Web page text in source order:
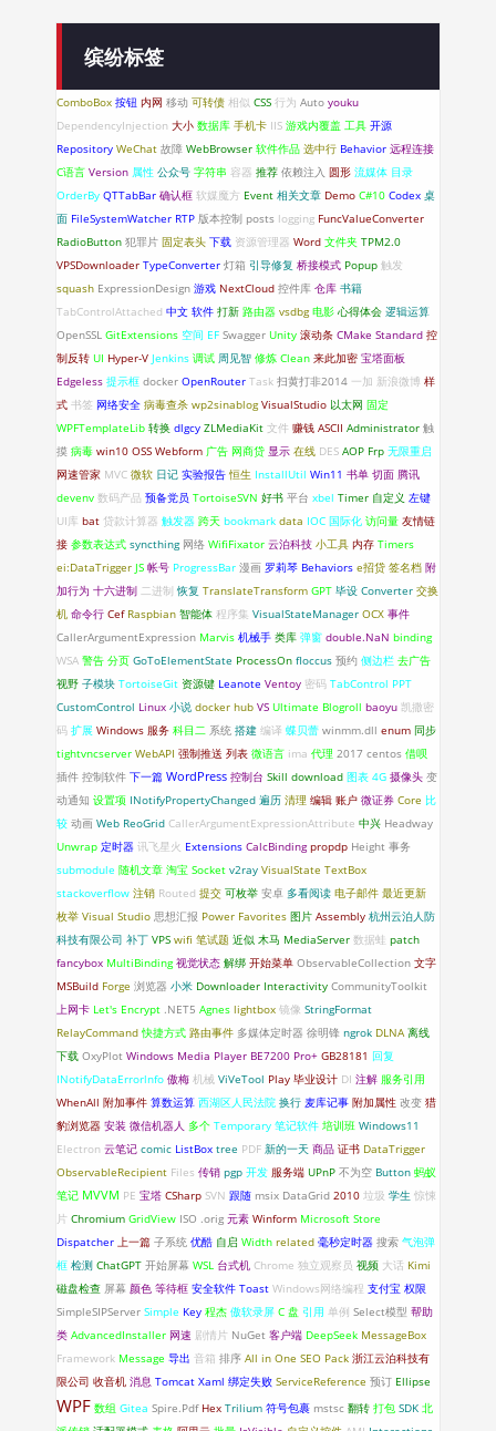
缤纷标签
ComboBox 按钮 内网 移动 可转债 相似 CSS 行为 Auto youku
DependencyInjection 大小 数据库 手机卡 IIS 游戏内覆盖 工具 开源
Repository WeChat 故障 WebBrowser 软件作品 选中行 Behavior 远程连接
C语言 Version 属性 公众号 字符串 容器 推荐 依赖注入 圆形 流媒体 目录
OrderBy QTTabBar 确认框 软媒魔方 Event 相关文章 Demo C#10 Codex 桌
面 FileSystemWatcher RTP 版本控制 posts logging FuncValueConverter
RadioButton 犯罪片 固定表头 下载 资源管理器 Word 文件夹 TPM2.0
VPSDownloader TypeConverter 灯箱 引导修复 桥接模式 Popup 触发
squash ExpressionDesign 游戏 NextCloud 控件库 仓库 书籍
TabControlAttached 中文 软件 打新 路由器 vsdbg 电影 心得体会 逻辑运算
OpenSSL GitExtensions 空间 EF Swagger Unity 滚动条 CMake Standard 控
制反转 UI Hyper-V Jenkins 调试 周见智 修炼 Clean 来此加密 宝塔面板
Edgeless 提示框 docker OpenRouter Task 扫黄打非2014 一加 新浪微博 样
式 书签 网络安全 病毒查杀 wp2sinablog VisualStudio 以太网 固定
WPFTemplateLib 转换 dlgcy ZLMediaKit 文件 赚钱 ASCII Administrator 触
摸 病毒 win10 OSS Webform 广告 网商贷 显示 在线 DES AOP Frp 无限重启
网速管家 MVC 微软 日记 实验报告 恒生 InstallUtil Win11 书单 切面 腾讯
devenv 数码产品 预备党员 TortoiseSVN 好书 平台 xbel Timer 自定义 左键
UI库 bat 贷款计算器 触发器 跨天 bookmark data IOC 国际化 访问量 友情链
接 参数表达式 syncthing 网络 WifiFixator 云泊科技 小工具 内存 Timers
ei:DataTrigger JS 帐号 ProgressBar 漫画 罗莉琴 Behaviors e招贷 签名档 附
加行为 十六进制 二进制 恢复 TranslateTransform GPT 毕设 Converter 交换
机 命令行 Cef Raspbian 智能体 程序集 VisualStateManager OCX 事件
CallerArgumentExpression Marvis 机械手 类库 弹窗 double.NaN binding
WSA 警告 分页 GoToElementState ProcessOn floccus 预约 侧边栏 去广告
视野 子模块 TortoiseGit 资源键 Leanote Ventoy 密码 TabControl PPT
CustomControl Linux 小说 docker hub VS Ultimate Blogroll baoyu 凯撒密
码 扩展 Windows 服务 科目二 系统 搭建 编译 蝶贝蕾 winmm.dll enum 同步
tightvncserver WebAPI 强制推送 列表 微语言 ima 代理 2017 centos 借呗
插件 控制软件 下一篇 WordPress 控制台 Skill download 图表 4G 摄像头 变
动通知 设置项 INotifyPropertyChanged 遍历 清理 编辑 账户 微证券 Core 比
较 动画 Web ReoGrid CallerArgumentExpressionAttribute 中兴 Headway
Unwrap 定时器 讯飞星火 Extensions CalcBinding propdp Height 事务
submodule 随机文章 淘宝 Socket v2ray VisualState TextBox
stackoverflow 注销 Routed 提交 可枚举 安卓 多看阅读 电子邮件 最近更新
枚举 Visual Studio 思想汇报 Power Favorites 图片 Assembly 杭州云泊人防
科技有限公司 补丁 VPS wifi 笔试题 近似 木马 MediaServer 数据蛙 patch
fancybox MultiBinding 视觉状态 解绑 开始菜单 ObservableCollection 文字
MSBuild Forge 浏览器 小米 Downloader Interactivity CommunityToolkit
上网卡 Let's Encrypt .NET5 Agnes lightbox 镜像 StringFormat
RelayCommand 快捷方式 路由事件 多媒体定时器 徐明锋 ngrok DLNA 离线
下载 OxyPlot Windows Media Player BE7200 Pro+ GB28181 回复
INotifyDataErrorlnfo 傲梅 机械 ViVeTool Play 毕业设计 DI 注解 服务引用
WhenAll 附加事件 算数运算 西湖区人民法院 换行 麦库记事 附加属性 改变 猎
豹浏览器 安装 微信机器人 多个 Temporary 笔记软件 培训班 Windows11
Electron 云笔记 comic ListBox tree PDF 新的一天 商品 证书 DataTrigger
ObservableRecipient Files 传销 pgp 开发 服务端 UPnP 不为空 Button 蚂蚁
笔记 MVVM PE 宝塔 CSharp SVN 跟随 msix DataGrid 2010 垃圾 学生 惊悚
片 Chromium GridView ISO .orig 元素 Winform Microsoft Store
Dispatcher 上一篇 子系统 优酷 自启 Width related 毫秒定时器 搜索 气泡弹
框 检测 ChatGPT 开始屏幕 WSL 台式机 Chrome 独立观察员 视频 大话 Kimi
磁盘检查 屏幕 颜色 等待框 安全软件 Toast Windows网络编程 支付宝 权限
SimpleSIPServer Simple Key 程杰 傲软录屏 C 盘 引用 单例 Select模型 帮助
类 AdvancedInstaller 网速 剧情片 NuGet 客户端 DeepSeek MessageBox
Framework Message 导出 音箱 排序 All in One SEO Pack 浙江云泊科技有
限公司 收音机 消息 Tomcat Xaml 绑定失败 ServiceReference 预订 Ellipse
WPF 数组 Gitea Spire.Pdf Hex Trilium 符号包裹 mstsc 翻转 打包 SDK 北